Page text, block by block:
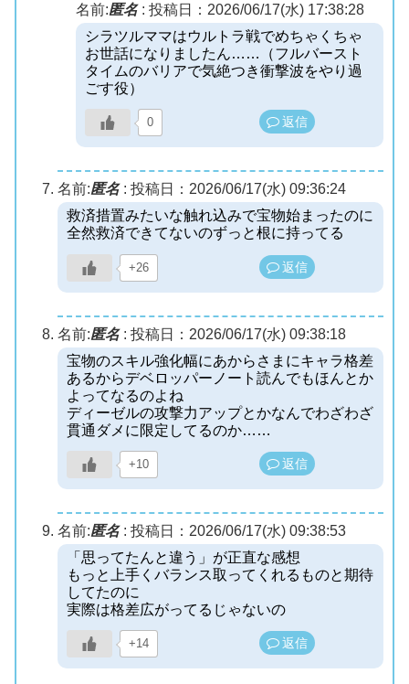
名前:匿名: 投稿日：2026/06/17(水) 17:38:28
シラツルママはウルトラ戦でめちゃくちゃ
お世話になりましたん……（フルバースト
タイムのバリアで気絶つき衝撃波をやり過
ごす役）
0 返信
名前:匿名: 投稿日：2026/06/17(水) 09:36:24
救済措置みたいな触れ込みで宝物始まったのに
全然救済できてないのずっと根に持ってる
+26 返信
名前:匿名: 投稿日：2026/06/17(水) 09:38:18
宝物のスキル強化幅にあからさまにキャラ格差
あるからデベロッパーノート読んでもほんとか
よってなるのよね
ディーゼルの攻撃力アップとかなんでわざわざ
貫通ダメに限定してるのか……
+10 返信
名前:匿名: 投稿日：2026/06/17(水) 09:38:53
「思ってたんと違う」が正直な感想
もっと上手くバランス取ってくれるものと期待
してたのに
実際は格差広がってるじゃないの
+14 返信